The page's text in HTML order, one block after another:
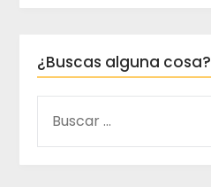
¿Buscas alguna cosa?